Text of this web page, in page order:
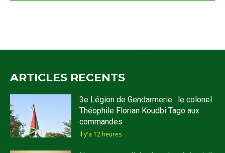
ARTICLES RECENTS
3e Légion de Gendarmerie : le colonel
Théophile Florian Koudbi Tago aux
commandes
il y'a 12 heures